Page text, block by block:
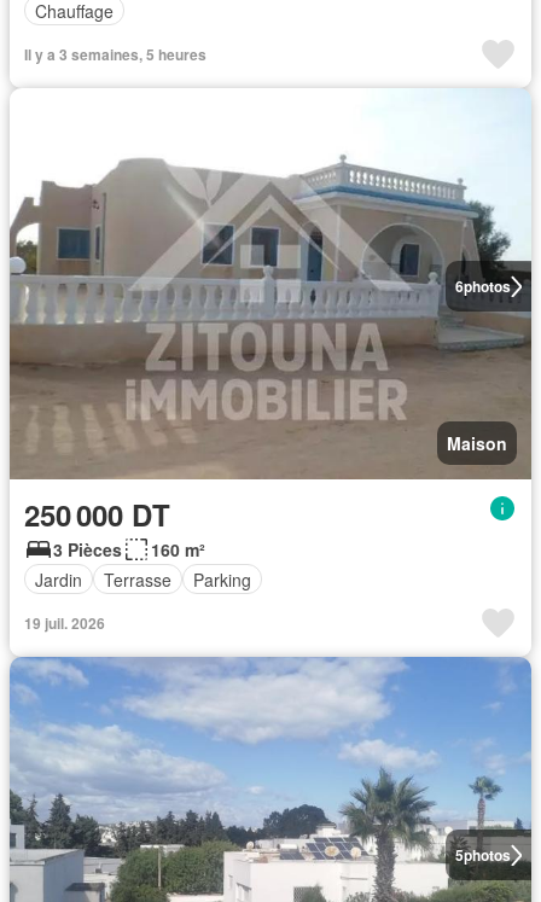
Chauffage
Il y a 3 semaines, 5 heures
6photos
Maison
250 000 DT
3 Pièces
160 m²
Jardin
Terrasse Parking
19 juil. 2026
5photos